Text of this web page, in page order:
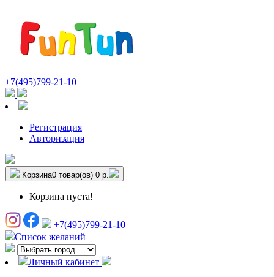
+7(495)799-21-10
Регистрация
Авторизация
Корзина0 товар(ов) 0 р.
Корзина пуста!
+7(495)799-21-10
Список желаний
Личный кабинет